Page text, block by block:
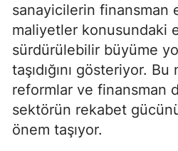
sanayicilerin finansman
maliyetler konusundaki
sürdürülebilir büyüme
taşıdığını gösteriyor.
reformlar ve finansman
sektörün rekabet
önem taşıyor.